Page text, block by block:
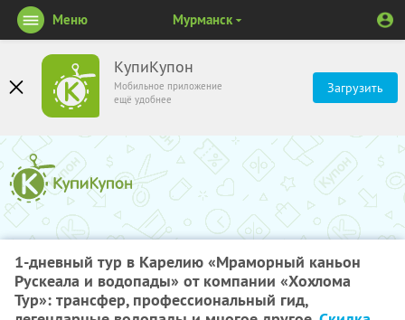
КупиКупон
Мобильное приложение
ещё удобнее
Загрузить
Меню Мурманск
1-дневный тур в Карелию «Мраморный каньон
Рускеала и водопады» от компании «Хохлома
Тур»: трансфер, профессиональный гид,